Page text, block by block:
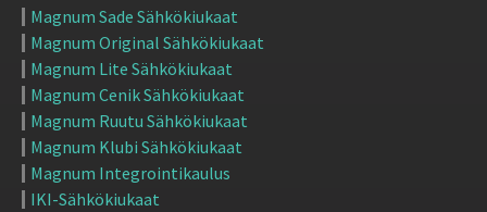
Magnum Sade Sähkökiukaat
Magnum Original Sähkökiukaat
Magnum Lite Sähkökiukaat
Magnum Cenik Sähkökiukaat
Magnum Ruutu Sähkökiukaat
Magnum Klubi Sähkökiukaat
Magnum Integrointikaulus
IKI-Sähkökiukaat